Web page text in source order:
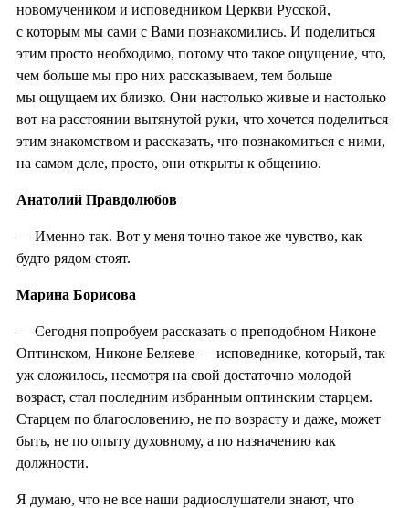
новомучеником и исповедником Церкви Русской,
с которым мы сами с Вами познакомились. И поделиться
этим просто необходимо, потому что такое ощущение, что,
чем больше мы про них рассказываем, тем больше
мы ощущаем их близко. Они настолько живые и настолько
вот на расстоянии вытянутой руки, что хочется поделиться
этим знакомством и рассказать, что познакомиться с ними,
на самом деле, просто, они открыты к общению.
Анатолий Правдолюбов
— Именно так. Вот у меня точно такое же чувство, как
будто рядом стоят.
Марина Борисова
— Сегодня попробуем рассказать о преподобном Никоне
Оптинском, Никоне Беляеве — исповеднике, который, так
уж сложилось, несмотря на свой достаточно молодой
возраст, стал последним избранным оптинским старцем.
Старцем по благословению, не по возрасту и даже, может
быть, не по опыту духовному, а по назначению как
должности.
Я думаю, что не все наши радиослушатели знают, что